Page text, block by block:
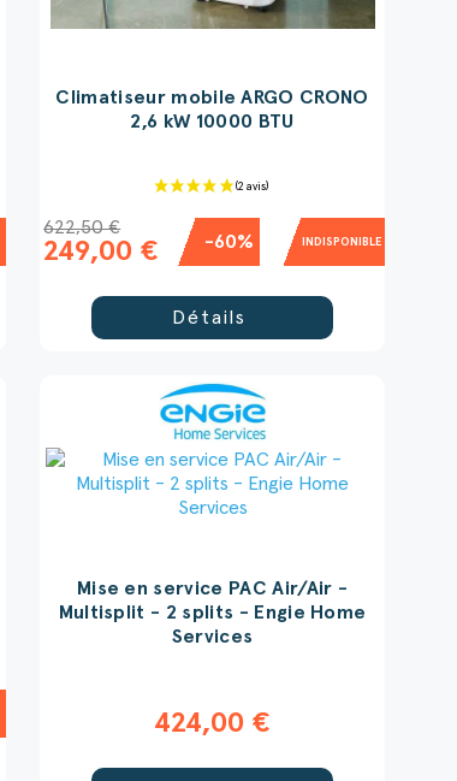
Climatiseur mobile ARGO CRONO
2,6 kW 10000 BTU
622,50 €
249,00 € -60% INDISPONIBLE
Détails
Mise en service PAC Air/Air -
Multisplit - 2 splits - Engie Home
Services
424,00 €